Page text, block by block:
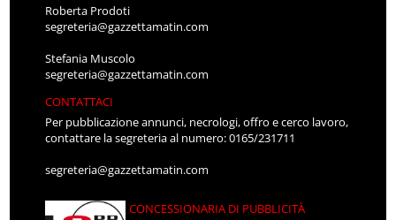
Roberta Prodoti
segreteria@gazzettamatin.com
Stefania Muscolo
segreteria@gazzettamatin.com
CONTATTACI
Per pubblicazione annunci, necrologi, offro e cerco lavoro,
contattare la segreteria al numero: 0165/231711
segreteria@gazzettamatin.com
CONCESSIONARIA DI PUBBLICITÀ